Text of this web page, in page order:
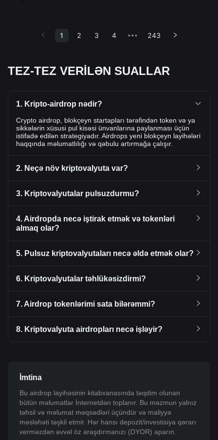
1 2 3 4 ••• 243
TEZ-TEZ VERİLƏN SUALLAR
1. Kripto-airdrop nədir?
Crypto airdrop, blokçeyn startapları tərəfindən token və ya
sikkələrin xüsusi pul kisəsi ünvanlarına paylanması üçün
istifadə edilən strategiyadır. Airdrops yeni blokçeyn layihələri
haqqında məlumatlılığı və qəbulu artırmağa çalışır.
2. Neçə növ kriptovalyuta var?
3. Kriptovalyutalar pulsuzdurmu?
4. Airdropda necə iştirak etmək və tokenləri
almaq olar?
5. Pulsuz kriptovalyutaları necə əldə etmək olar?
6. Kriptovalyutalar təhlükəsizdirmi?
7. Airdrop tokenlərimi sata bilərəmmi?
8. Kriptovalyuta airdropları necə işləyir?
İmtina
Bu airdrop layihəsinin kitabxanasında təqdim olunan
bütün məlumatlar İnternetdən toplanır. Bu məzmun yalnız
təhsil və məlumat məqsədləri üçündür və maliyyə
məsləhəti təşkil etmir. Hər hansı depozit/investisiya qərarı
verməzdən əvvəl öz araşdırmanızı (DYOR) aparın.